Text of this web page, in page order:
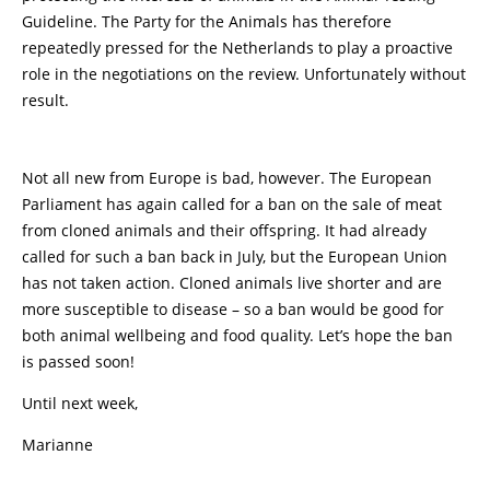
Guideline. The Party for the Animals has therefore
repeatedly pressed for the Netherlands to play a proactive
role in the negotiations on the review. Unfortunately without
result.
Not all new from Europe is bad, however. The European
Parliament has again called for a ban on the sale of meat
from cloned animals and their offspring. It had already
called for such a ban back in July, but the European Union
has not taken action. Cloned animals live shorter and are
more susceptible to disease – so a ban would be good for
both animal wellbeing and food quality. Let’s hope the ban
is passed soon!
Until next week,
Marianne